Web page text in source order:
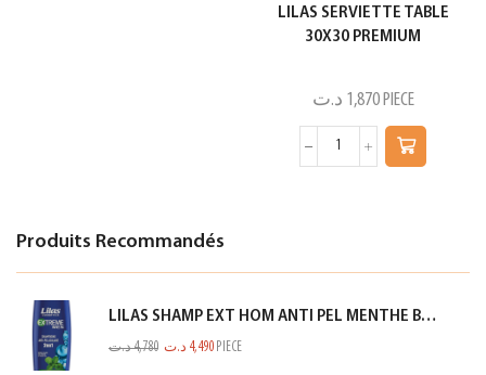
LILAS SERVIETTE TABLE
30X30 PREMIUM
1,870 د.ت PIECE
Produits Recommandés
LILAS SHAMP EXT HOM ANTI PEL MENTHE BLEU 350ML
4,780د.ت 4,490 د.ت PIECE